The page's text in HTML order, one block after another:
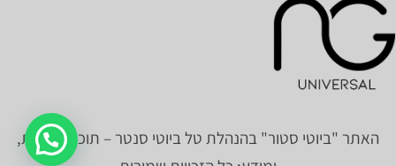
האתר "ביוטי סטור" בהנהלת טל ביוטי סנטר – תוכן, תמונות,